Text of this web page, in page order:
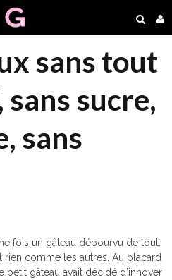
sans tout
sans sucre,
sans
fois un gâteau dépourvu de tout.
rien comme les autres. Au placard
petit gâteau avait décidé d’innover